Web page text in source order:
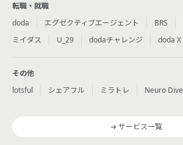
転職・就職
doda
エグゼクティブエージェント BRS
ミイダス
U_29 dodaチャレンジ doda X
その他
lotsful
シェアフル ミラトレ Neuro Dive
サービス一覧